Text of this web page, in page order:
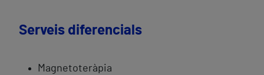
Serveis diferencials
Magnetoteràpia